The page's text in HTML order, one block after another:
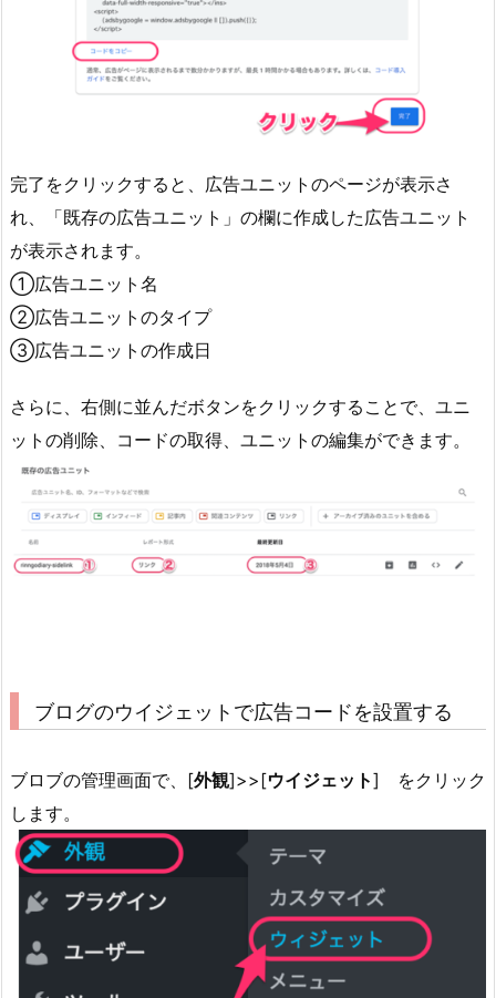
完了をクリックすると、広告ユニットのページが表示さ
れ、「既存の広告ユニット」の欄に作成した広告ユニット
が表示されます。
①広告ユニット名
②広告ユニットのタイプ
③広告ユニットの作成日
さらに、右側に並んだボタンをクリックすることで、ユニ
ットの削除、コードの取得、ユニットの編集ができます。
ブログのウイジェットで広告コードを設置する
ブロブの管理画面で、[外観]>>[ウイジェット] をクリック
します。